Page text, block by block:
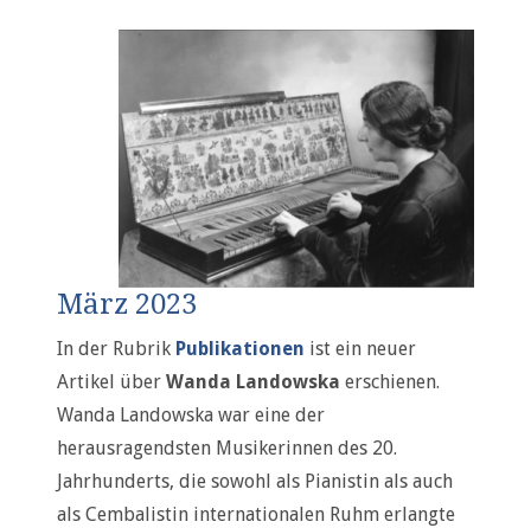
März 2023
In der Rubrik Publikationen ist ein neuer
Artikel über Wanda Landowska erschienen.
Wanda Landowska war eine der
herausragendsten Musikerinnen des 20.
Jahrhunderts, die sowohl als Pianistin als auch
als Cembalistin internationalen Ruhm erlangte